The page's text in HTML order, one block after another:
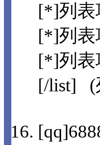
[*]列表
[*]列表
[*]列表
[/list] (